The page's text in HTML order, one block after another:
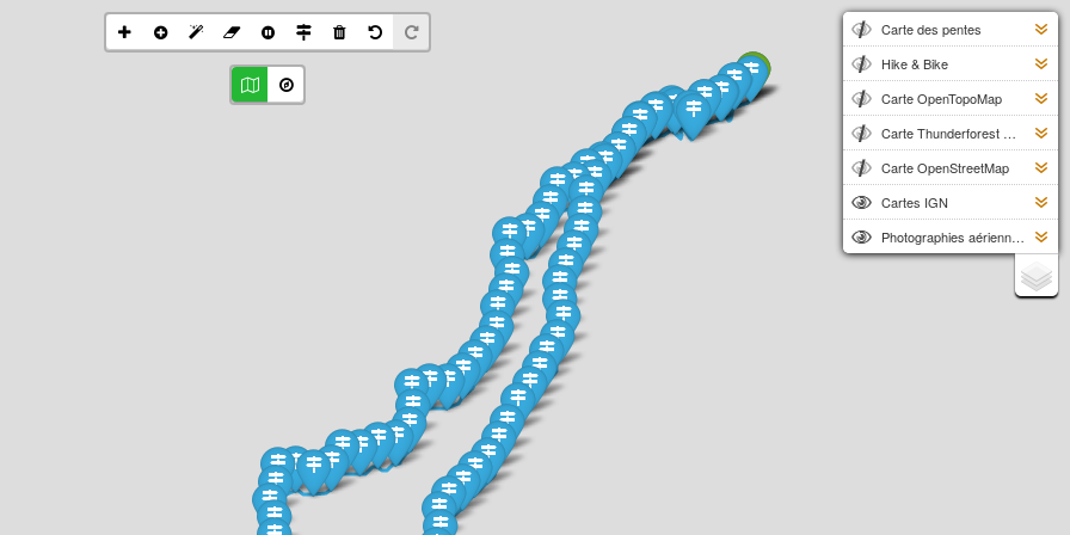
Carte des pentes
Hike & Bike
Carte OpenTopoMap
Carte Thunderforest Outdoors
Carte OpenStreetMap
Cartes IGN
Photographies aériennes